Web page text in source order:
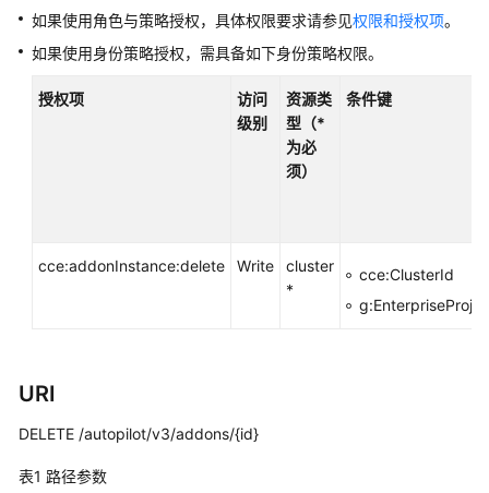
计
费
说
户
佳
实
如果使用角色与策略授权，具体权限要求请参见权限和授权项。
如果使用身份策略授权，需具备如下身份策略权限。
授权项
访问
级别
资源类
型（*
为必
须）
条件键
cce:addonInstance:delete Write
cluster
*
cce:ClusterId
URI
DELETE /autopilot/v3/addons/{id}
表1 路径参数